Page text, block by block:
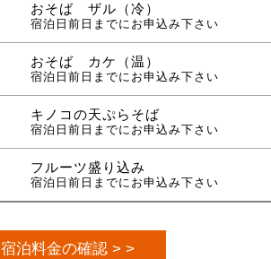
おそば ザル（冷）
宿泊日前日までにお申込み下さい
おそば カケ（温）
宿泊日前日までにお申込み下さい
キノコの天ぷらそば
宿泊日前日までにお申込み下さい
フルーツ盛り込み
宿泊日前日までにお申込み下さい
宿泊料金の確認 > >